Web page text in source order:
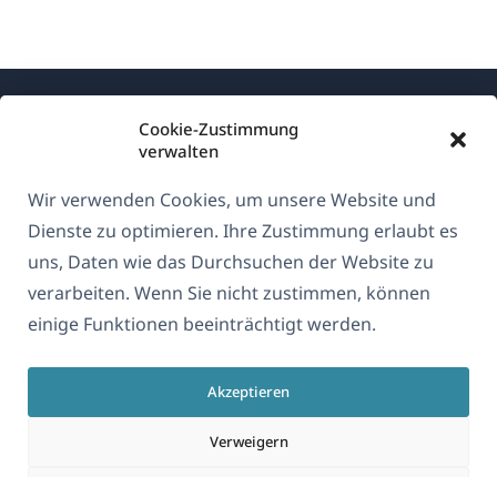
Cookie-Zustimmung
verwalten
Wir verwenden Cookies, um unsere Website und
Dienste zu optimieren. Ihre Zustimmung erlaubt es
uns, Daten wie das Durchsuchen der Website zu
verarbeiten. Wenn Sie nicht zustimmen, können
einige Funktionen beeinträchtigt werden.
Akzeptieren
Verweigern
Deutsch
Über WPML
DSGVO & Datenschutzrichtlinie
Unserem Team beitreten(öffnet
in
Fenster)
in
einem
neuen
Fenster)
(öffnet
in
einem
neuen
Fenster)
in
neuen